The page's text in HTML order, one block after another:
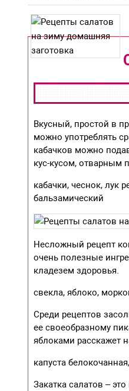
Вкусный, простой в
можно употреблять
кабачков можно
кус-кусом,
кабачки, чеснок, лук
бальзамический
Несложный рецепт
очень полезные
кладезем здоровья.
свекла, яблоко,
Среди рецептов
ее своеобразному
яблоками расскажет
капуста
Закатка салатов –